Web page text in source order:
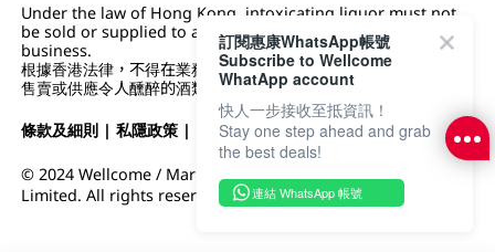
Under the law of Hong Kong, intoxicating liquor must not
be sold or supplied to a minor (under 18) in the course of
business.
根據香港法律，不得在業務過程中，向未成年人 (18 歲以下人士)
售賣或供應令人醺醉的酒類。
條款及細則 |私隱政策 | DFI零售集團
© 2024 Wellcome / Market Place. The Dairy Farm Company
Limited. All rights reserved.
訂閱惠康WhatsApp帳號
Subscribe to Wellcome
WhatApp account
快人一步接收至抵資訊！
Stay one step ahead and grab
the best deals!
連結 WhatsApp 帳號